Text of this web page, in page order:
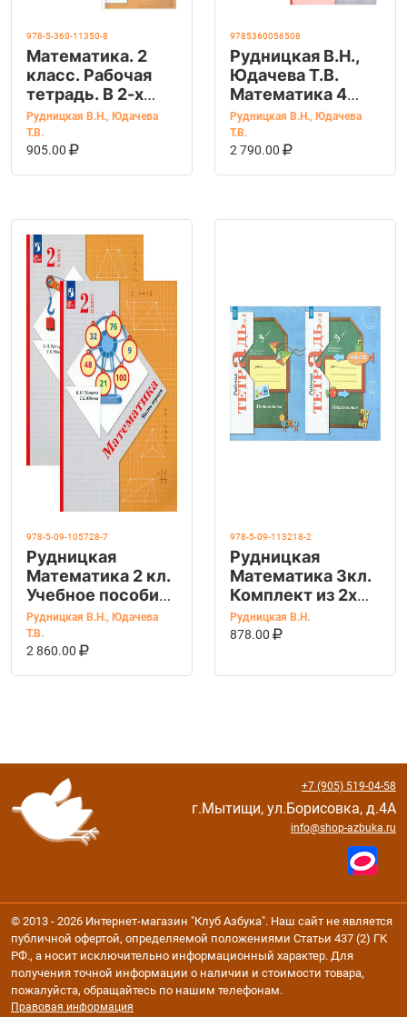
978-5-360-11350-8
Математика. 2
класс. Рабочая
тетрадь. В 2-х
частях.
Рудницкая В.Н., Юдачева
Т.В.
905.00
В КОРЗИНУ
9785360056508
Рудницкая В.Н.,
Юдачева Т.В.
Математика 4
класс Учебник в
2-х частях
(комплект их 2-х
книг)
Рудницкая В.Н., Юдачева
Т.В.
2 790.00
В КОРЗИНУ
978-5-09-105728-7
Рудницкая
Математика 2 кл.
Учебное пособие.
В 2х частях
Рудницкая В.Н., Юдачева
Т.В.
2 860.00
В КОРЗИНУ
978-5-09-113218-2
Рудницкая
Математика 3кл.
Комплект из 2х
рабочих тетрадей
Рудницкая В.Н.
878.00
В КОРЗИНУ
+7 (905) 519-04-58
г.Мытищи, ул.Борисовка, д.4А
info@shop-azbuka.ru
© 2013 - 2026 Интернет-магазин "Клуб Азбука". Наш сайт не является
публичной офертой, определяемой положениями Статьи 437 (2) ГК
РФ., а носит исключительно информационный характер. Для
получения точной информации о наличии и стоимости товара,
пожалуйста, обращайтесь по нашим телефонам.
Правовая информация